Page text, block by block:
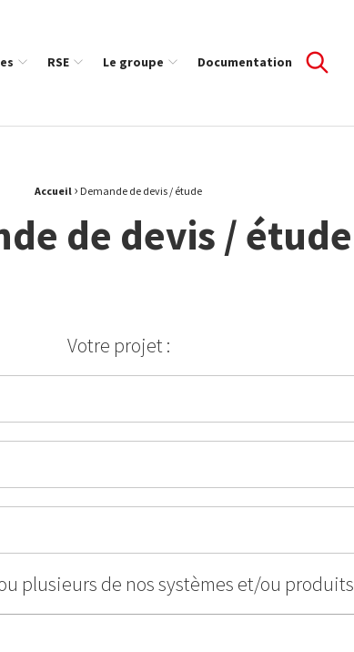
RSE Le groupe Documentation
Accueil › Demande de devis / étude
de devis / étude
Votre projet :
plusieurs de nos systèmes et/ou produits